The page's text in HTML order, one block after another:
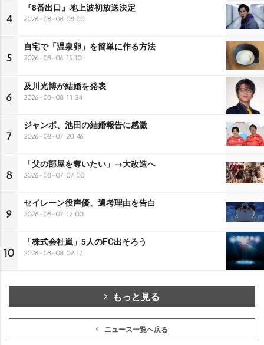
4
『8番出口』地上波初放送決定
2026-08-08 08:00
5
自宅で「温泉卵」を簡単に作る方法
2026-08-06 15:10
6
及川光博が結婚を発表
2026-08-08 11:34
7
ジャンボ、池田の結婚報告に感激
2026-08-07 20:46
8
「父の部屋を奪いたい」→大改造へ
2026-08-07 07:00
9
セイレーン役声優、選考理由を告白
2026-08-07 12:00
10
「株式会社嵐」5人のFC出そろう
2026-08-08 09:17
もっと見る
ニュース一覧へ戻る